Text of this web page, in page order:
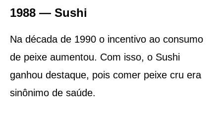
1988 — Sushi
Na década de 1990 o incentivo ao consumo
de peixe aumentou. Com isso, o Sushi
ganhou destaque, pois comer peixe cru era
sinônimo de saúde.